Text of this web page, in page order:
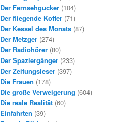
Der Fernsehgucker (104)
Der fliegende Koffer (71)
Der Kessel des Monats (87)
Der Metzger (274)
Der Radiohörer (80)
Der Spaziergänger (233)
Der Zeitungsleser (397)
Die Frauen (178)
Die große Verweigerung (604)
Die reale Realität (60)
Einfahrten (39)